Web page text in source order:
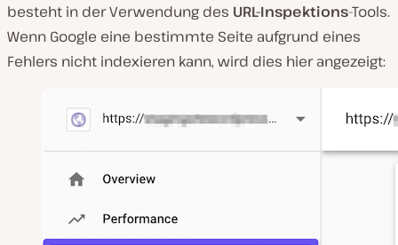
besteht in der Verwendung des URL-Inspektions-Tools.
Wenn Google eine bestimmte Seite aufgrund eines
Fehlers nicht indexieren kann, wird dies hier angezeigt: